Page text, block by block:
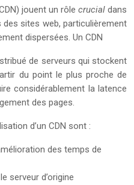
jouent un rôle crucial dans
sites web, particulièrement
dispersées. Un CDN
de serveurs qui stockent
du point le plus proche de
considérablement la latence
des pages.
d’un CDN sont :
des temps de
serveur d’origine